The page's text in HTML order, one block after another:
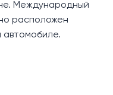
Международный
расположен
автомобиле.